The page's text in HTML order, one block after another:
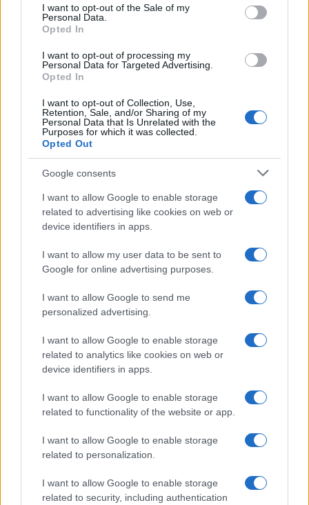
consent section.
I want to opt-out of the Sale of my
Personal Data.
Opted In
I want to opt-out of processing my
Personal Data for Targeted Advertising.
Opted In
I want to opt-out of Collection, Use,
Retention, Sale, and/or Sharing of my
Personal Data that Is Unrelated with the
Purposes for which it was collected.
Opted Out
Google consents
I want to allow Google to enable storage
related to advertising like cookies on web or
device identifiers in apps.
I want to allow my user data to be sent to
Google for online advertising purposes.
I want to allow Google to send me
personalized advertising.
I want to allow Google to enable storage
related to analytics like cookies on web or
device identifiers in apps.
I want to allow Google to enable storage
related to functionality of the website or app.
I want to allow Google to enable storage
related to personalization.
I want to allow Google to enable storage
related to security, including authentication
empresa preparada para este desafío?
AUTOR
Sigue leyendo
OTROS ANIMALES